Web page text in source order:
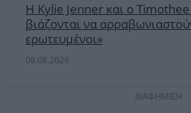
Η Kylie Jenner και ο
βιάζονται να
ερωτευμένοι»
08.08.2026
ΔΙΑΦΗΜΙΣΗ